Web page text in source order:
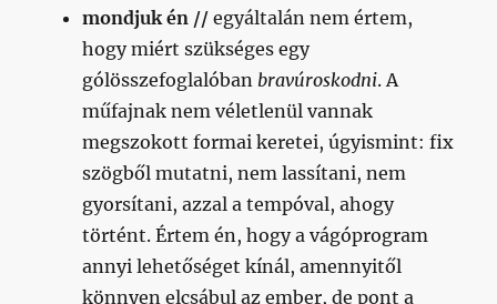
mondjuk én // egyáltalán nem értem,
hogy miért szükséges egy
gólösszefoglalóban bravúroskodni. A
műfajnak nem véletlenül vannak
megszokott formai keretei, úgyismint: fix
szögből mutatni, nem lassítani, nem
gyorsítani, azzal a tempóval, ahogy
történt. Értem én, hogy a vágóprogram
annyi lehetőséget kínál, amennyitől
könnyen elcsábul az ember, de pont a